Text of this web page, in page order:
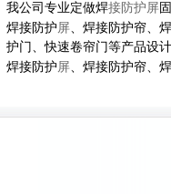
我公司专业定做焊接防护屏
焊接防护屏、焊接防护帘、
护门、快速卷帘门等产品设
焊接防护屏、焊接防护帘、